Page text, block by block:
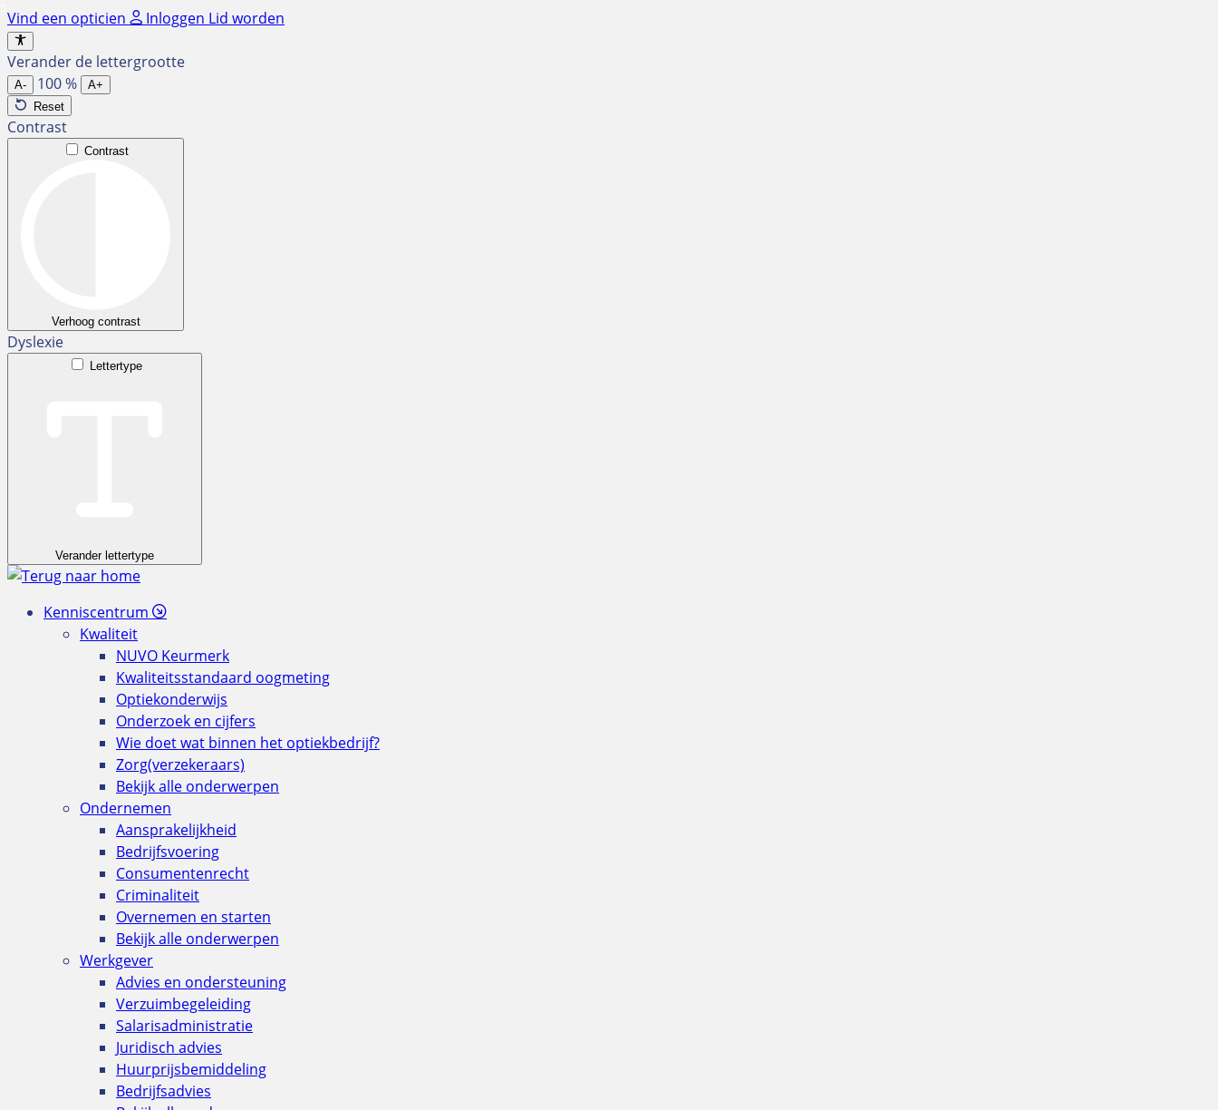
Ga
naar
de
inhoud
Vind een opticien Inloggen Lid worden
Verander de lettergrootte
A- 100%
A+
Reset
Contrast
Contrast
Verhoog contrast
Dyslexie
Lettertype
Verander lettertype
Kenniscentrum
Kwaliteit
NUVO Keurmerk
Kwaliteitsstandaard oogmeting
Optiekonderwijs
Onderzoek en cijfers
Wie doet wat binnen het optiekbedrijf?
Zorg(verzekeraars)
Bekijk alle onderwerpen
Ondernemen
Aansprakelijkheid
Bedrijfsvoering
Consumentenrecht
Criminaliteit
Overnemen en starten
Bekijk alle onderwerpen
Werkgever
Advies en ondersteuning
Verzuimbegeleiding
Salarisadministratie
Juridisch advies
Huurprijsbemiddeling
Bedrijfsadvies